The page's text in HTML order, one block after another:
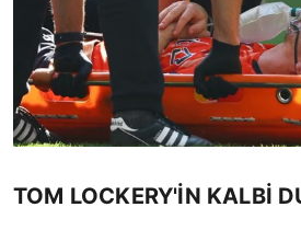
TOM LOCKERY'İN KALBİ